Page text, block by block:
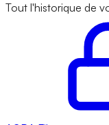
Tout l'historique de